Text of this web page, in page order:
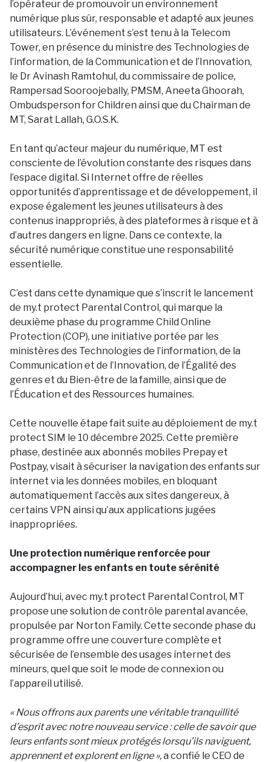
l’opérateur de promouvoir un environnement
numérique plus sûr, responsable et adapté aux jeunes
utilisateurs. L’événement s’est tenu à la Telecom
Tower, en présence du ministre des Technologies de
l’information, de la Communication et de l’Innovation,
le Dr Avinash Ramtohul, du commissaire de police,
Rampersad Sooroojebally, PMSM, Aneeta Ghoorah,
Ombudsperson for Children ainsi que du Chairman de
MT, Sarat Lallah, G.O.S.K.
En tant qu’acteur majeur du numérique, MT est
consciente de l’évolution constante des risques dans
l’espace digital. Si Internet offre de réelles
opportunités d’apprentissage et de développement, il
expose également les jeunes utilisateurs à des
contenus inappropriés, à des plateformes à risque et à
d’autres dangers en ligne. Dans ce contexte, la
sécurité numérique constitue une responsabilité
essentielle.
C’est dans cette dynamique que s’inscrit le lancement
de my.t protect Parental Control, qui marque la
deuxième phase du programme Child Online
Protection (COP), une initiative portée par les
ministères des Technologies de l’information, de la
Communication et de l’Innovation, de l’Égalité des
genres et du Bien-être de la famille, ainsi que de
l’Éducation et des Ressources humaines.
Cette nouvelle étape fait suite au déploiement de my.t
protect SIM le 10 décembre 2025. Cette première
phase, destinée aux abonnés mobiles Prepay et
Postpay, visait à sécuriser la navigation des enfants sur
internet via les données mobiles, en bloquant
automatiquement l’accès aux sites dangereux, à
certains VPN ainsi qu’aux applications jugées
inappropriées.
Une protection numérique renforcée pour
accompagner les enfants en toute sérénité
Aujourd’hui, avec my.t protect Parental Control, MT
propose une solution de contrôle parental avancée,
propulsée par Norton Family. Cette seconde phase du
programme offre une couverture complète et
sécurisée de l’ensemble des usages internet des
mineurs, quel que soit le mode de connexion ou
l’appareil utilisé.
« Nous offrons aux parents une véritable tranquillité
d’esprit avec notre nouveau service : celle de savoir que
leurs enfants sont mieux protégés lorsqu’ils naviguent,
apprennent et explorent en ligne »,a confié le CEO de